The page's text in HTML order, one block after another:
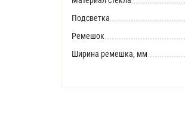
Подсветка
Ремешок
Ширина ремешка, мм